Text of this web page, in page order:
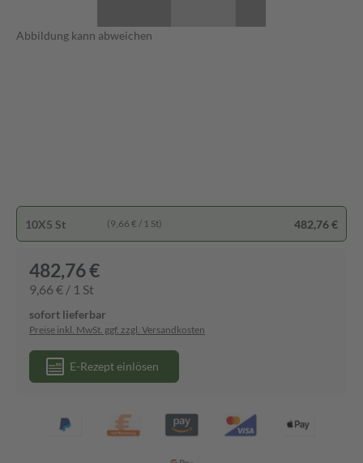
Abbildung kann abweichen
10X5 St (9,66 € / 1 St) 482,76 €
482,76 €
9,66 € / 1 St
sofort lieferbar
Preise inkl. MwSt. ggf. zzgl. Versandkosten
E-Rezept einlösen